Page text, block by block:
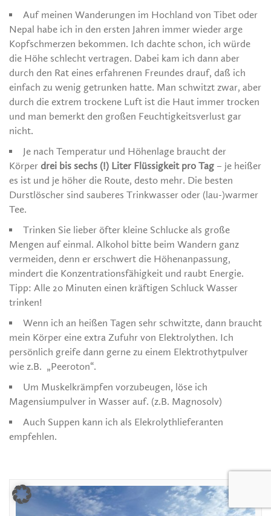
Auf meinen Wanderungen im Hochland von Tibet oder
Nepal habe ich in den ersten Jahren immer wieder arge
Kopfschmerzen bekommen. Ich dachte schon, ich würde
die Höhe schlecht vertragen. Dabei kam ich dann aber
durch den Rat eines erfahrenen Freundes drauf, daß ich
einfach zu wenig getrunken hatte. Man schwitzt zwar, aber
durch die extrem trockene Luft ist die Haut immer trocken
und man bemerkt den großen Feuchtigkeitsverlust gar
nicht.
Je nach Temperatur und Höhenlage braucht der
Körper drei bis sechs (!) Liter Flüssigkeit pro Tag – je heißer
es ist und je höher die Route, desto mehr. Die besten
Durstlöscher sind sauberes Trinkwasser oder (lau-)warmer
Tee.
Trinken Sie lieber öfter kleine Schlucke als große
Mengen auf einmal. Alkohol bitte beim Wandern ganz
vermeiden, denn er erschwert die Höhenanpassung,
mindert die Konzentrationsfähigkeit und raubt Energie.
Tipp: Alle 20 Minuten einen kräftigen Schluck Wasser
trinken!
Wenn ich an heißen Tagen sehr schwitzte, dann braucht
mein Körper eine extra Zufuhr von Elektrolythen. Ich
persönlich greife dann gerne zu einem Elektrothytpulver
wie z.B. „Peeroton“.
Um Muskelkrämpfen vorzubeugen, löse ich
Magensiumpulver in Wasser auf. (z.B. Magnosolv)
Auch Suppen kann ich als Elekrolythlieferanten
empfehlen.